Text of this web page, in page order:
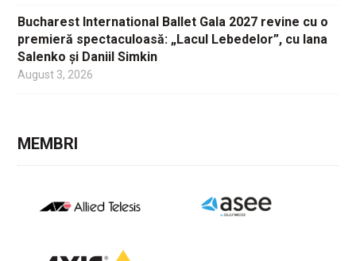
Bucharest International Ballet Gala 2027 revine cu o
premieră spectaculoasă: „Lacul Lebedelor”, cu Iana
Salenko și Daniil Simkin
August 3, 2026
MEMBRI